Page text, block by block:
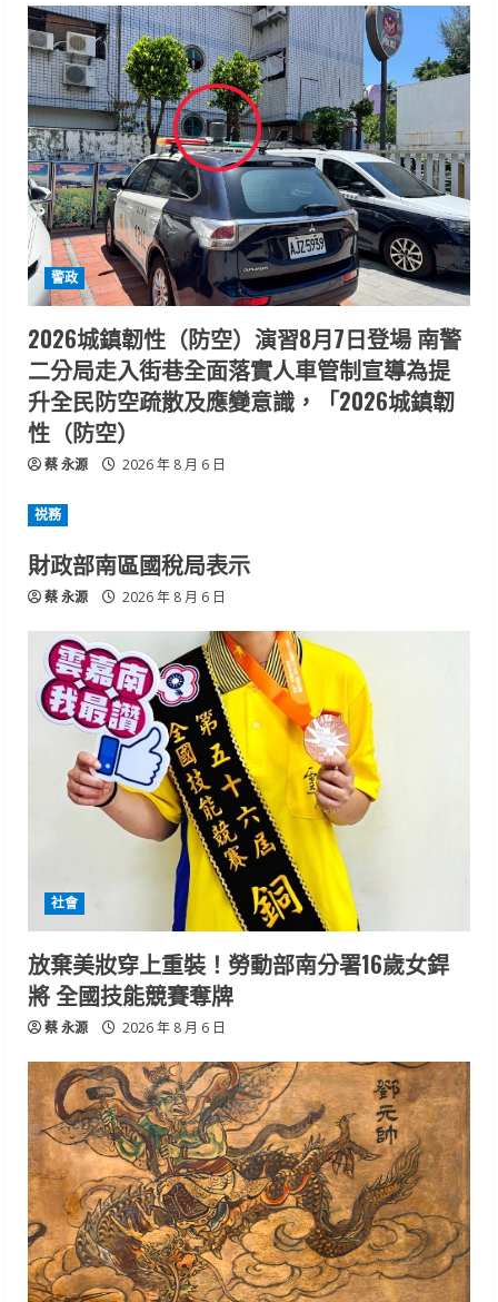
警政
2026城鎮韌性（防空）演習8月7日登場 南警
二分局走入街巷全面落實人車管制宣導為提
升全民防空疏散及應變意識，「2026城鎮韌
性（防空）
蔡 永源 2026 年 8 月 6 日
祱務
財政部南區國稅局表示
蔡 永源 2026 年 8 月 6 日
社會
放棄美妝穿上重裝！勞動部南分署16歲女銲
將 全國技能競賽奪牌
蔡 永源 2026 年 8 月 6 日